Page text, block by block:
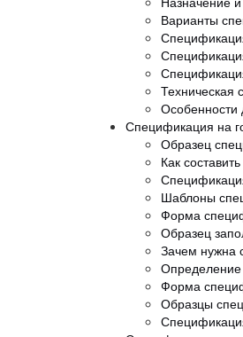
Варианты
Техническая
Особенности
Спецификация на
Образец
Как
Шаблоны
Форма
Образец
Зачем нужна
Определение
Форма
Образцы